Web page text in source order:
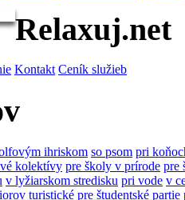
Relaxuj.net
Kontakt Ceník služieb
ihriskom so psom pri
kolektívy pre školy v prírode pre
v lyžiarskom stredisku pri vode v
turistické pre študentské partie